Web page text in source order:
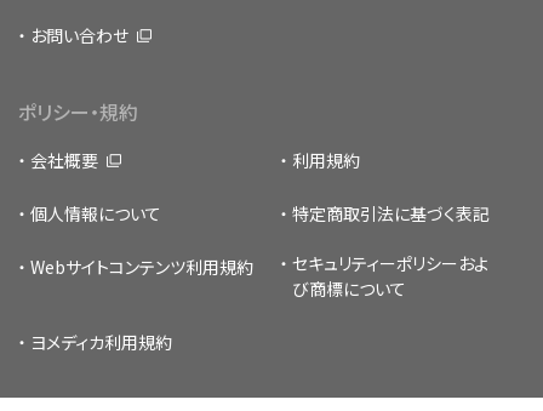
お問い合わせ
ポリシー・規約
会社概要 利用規約
個人情報について 特定商取引法に基づく表記
Webサイトコンテンツ利用規約 セキュリティーポリシー およ
び商標について
ヨメディカ利用規約